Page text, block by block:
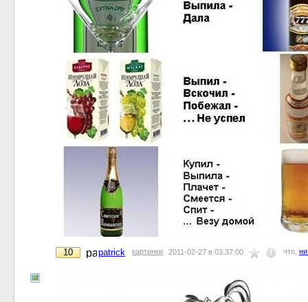
10 patrick картинки 2011-02-27 в 03:37:00 что,